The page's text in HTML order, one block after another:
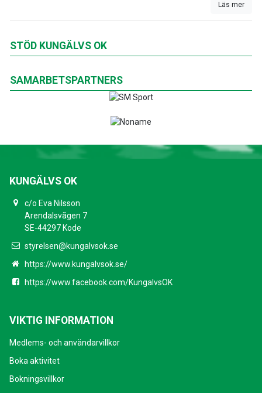
Läs mer
STÖD KUNGÄLVS OK
SAMARBETSPARTNERS
KUNGÄLVS OK
c/o Eva Nilsson
Arendalsvãgen 7
SE-44297 Kode
styrelsen@kungalvsok.se
https://www.kungalvsok.se/
https://www.facebook.com/KungalvsOK
VIKTIG INFORMATION
Medlems- och användarvillkor
Boka aktivitet
Bokningsvillkor